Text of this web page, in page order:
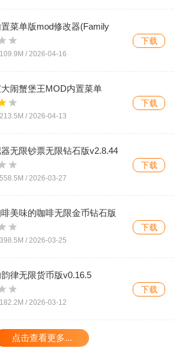
菜单版mod修改器(Family
109.9M / 2026-04-16
下载
闹蟹堡王MOD内置菜单
- Krusty Cook Off)v5.10.7
213.5M / 2026-04-13
下载
无限钞票无限钻石版v2.8.44
558.5M / 2026-03-27
下载
美味的咖啡无限金币钻石版
官方正版
398.5M / 2026-03-25
下载
律无限货币版v0.16.5
182.2M / 2026-03-12
下载
点击查看更多...